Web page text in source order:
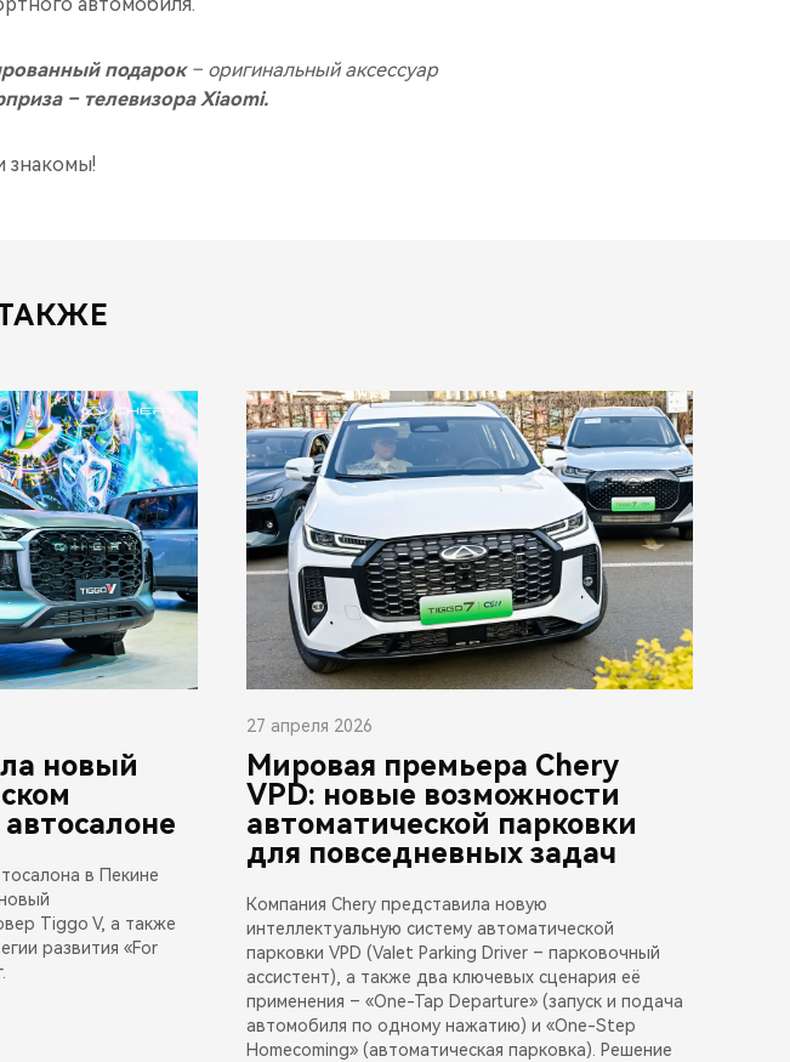
подарок– оригинальный аксессуар
– телевизора Xiaomi.
знакомы!
новый
в Пекине
Tiggo V, а также
развития «For
27 апреля 2026
Мировая премьера Chery
VPD: новые возможности
автоматической парковки
для повседневных задач
Компания Chery представила новую
интеллектуальную систему автоматической
парковки VPD (Valet Parking Driver – парковочный
ассистент), а также два ключевых сценария её
применения – «One-Tap Departure» (запуск и подача
автомобиля по одному нажатию) и «One-Step
Homecoming» (автоматическая парковка). Решение